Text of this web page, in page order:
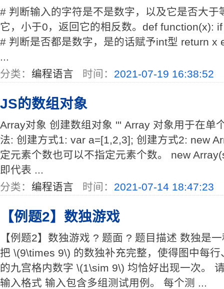
# 判断输入的字符是不是数字，以及它是否大于
它，小于0，返回它的相反数。def function(x):
# 判断是否都是数字，是的话赋予int型 return x
...
分类： 编程语言 时间： 2021-07-19 16:38:52
JS的数组对象
Array对象 创建数组对象 ''' Array 对象用于在单
法: 创建方式1: var a=[1,2,3]; 创建方式2: new
定元素个数也可以不指定元素个数。 new
即代表 ...
分类： 编程语言 时间： 2021-07-14 18:47:23
【例题2】数独游戏
【例题2】数独游戏 ? 题面 ? 题目描述 数独是
把 \(9\times 9\) 的数独补充完整，使得图中每
的九宫格内数字 \(1\sim 9\) 均恰好出现一次。
输入格式 输入包含多组测试用例。 每个测 ...